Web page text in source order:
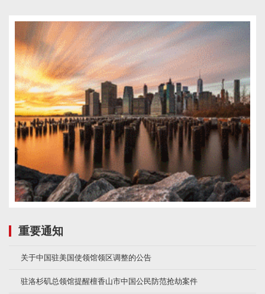
重要通知
关于中国驻美国使领馆领区调整的公告
驻洛杉矶总领馆提醒檀香山市中国公民防范抢劫案件